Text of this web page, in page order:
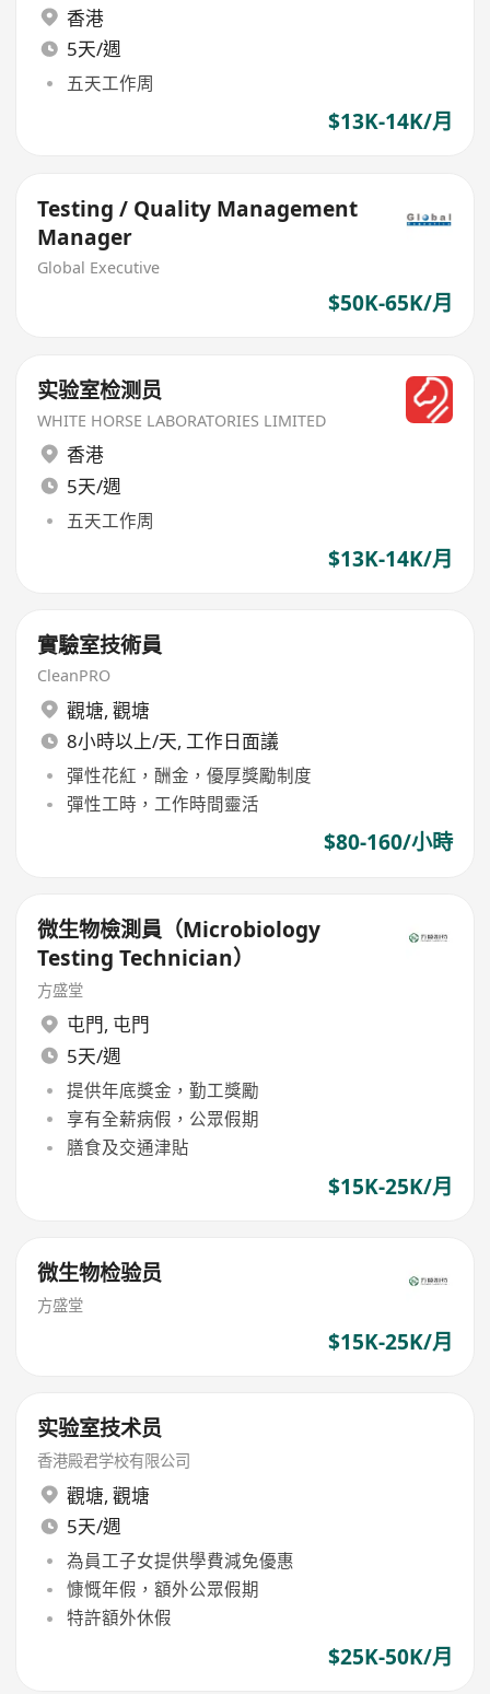
香港
5天/週
五天工作周
$13K-14K/月
Testing / Quality Management
Manager
Global Executive
$50K-65K/月
实验室检测员
WHITE HORSE LABORATORIES LIMITED
香港
5天/週
五天工作周
$13K-14K/月
實驗室技術員
CleanPRO
觀塘, 觀塘
8小時以上/天, 工作日面議
彈性花紅，酬金，優厚獎勵制度
彈性工時，工作時間靈活
$80-160/小時
微生物檢測員（Microbiology
Testing Technician）
方盛堂
屯門, 屯門
5天/週
提供年底獎金，勤工獎勵
享有全薪病假，公眾假期
膳食及交通津貼
$15K-25K/月
微生物检验员
方盛堂
$15K-25K/月
实验室技术员
香港殿君学校有限公司
觀塘, 觀塘
5天/週
為員工子女提供學費減免優惠
慷慨年假，額外公眾假期
特許額外休假
$25K-50K/月